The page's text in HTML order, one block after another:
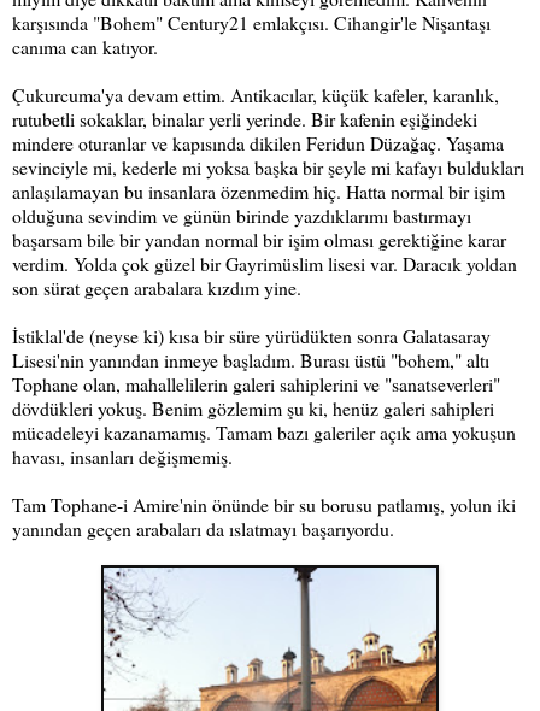
karşısında "Bohem" Century21 emlakçısı. Cihangir'le Nişantaşı
canıma can katıyor.
Çukurcuma'ya devam ettim. Antikacılar, küçük kafeler, karanlık,
rutubetli sokaklar, binalar yerli yerinde. Bir kafenin eşiğindeki
mindere oturanlar ve kapısında dikilen Feridun Düzağaç. Yaşama
sevinciyle mi, kederle mi yoksa başka bir şeyle mi kafayı buldukları
anlaşılamayan bu insanlara özenmedim hiç. Hatta normal bir işim
olduğuna sevindim ve günün birinde yazdıklarımı bastırmayı
başarsam bile bir yandan normal bir işim olması gerektiğine karar
verdim. Yolda çok güzel bir Gayrimüslim lisesi var. Daracık yoldan
son sürat geçen arabalara kızdım yine.
İstiklal'de (neyse ki) kısa bir süre yürüdükten sonra Galatasaray
Lisesi'nin yanından inmeye başladım. Burası üstü "bohem," altı
Tophane olan, mahallelilerin galeri sahiplerini ve "sanatseverleri"
dövdükleri yokuş. Benim gözlemim şu ki, henüz galeri sahipleri
mücadeleyi kazanamamış. Tamam bazı galeriler açık ama yokuşun
havası, insanları değişmemiş.
Tam Tophane-i Amire'nin önünde bir su borusu patlamış, yolun iki
yanından geçen arabaları da ıslatmayı başarıyordu.